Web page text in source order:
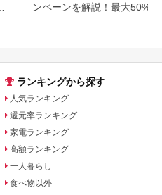
ンペーンを解説！最大50%還
ランキングから探す
人気ランキング
還元率ランキング
家電ランキング
高額ランキング
一人暮らし
食べ物以外